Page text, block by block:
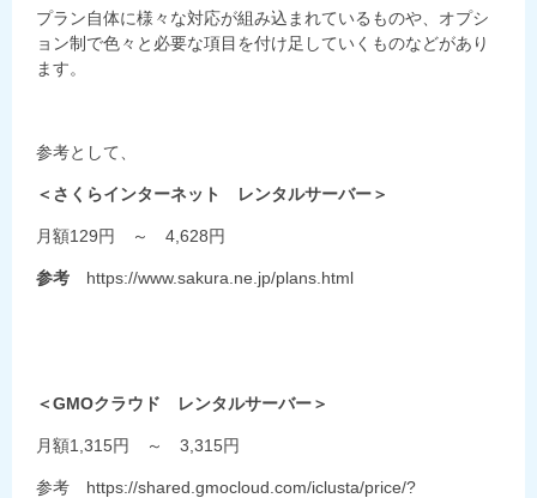
プラン自体に様々な対応が組み込まれているものや、オプシ
ョン制で色々と必要な項目を付け足していくものなどがあり
ます。
参考として、
＜さくらインターネット レンタルサーバー＞
月額129円 ～ 4,628円
参考 https://www.sakura.ne.jp/plans.html
＜GMOクラウド レンタルサーバー＞
月額1,315円 ～ 3,315円
参考 https://shared.gmocloud.com/iclusta/price/?